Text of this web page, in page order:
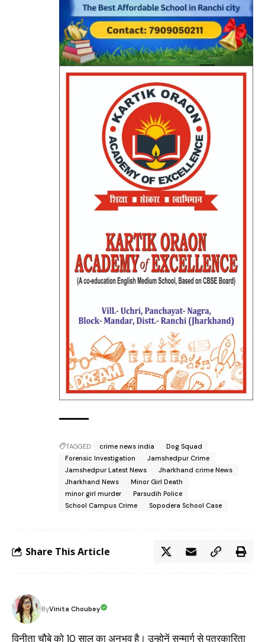
TAGGED: crime news india
Dog Squad
Forensic Investigation
Jamshedpur Crime
Jamshedpur Latest News
Jharkhand crime News
Jharkhand News
Minor Girl Death
minor girl murder
Parsudih Police
School Campus Crime
Sopodera School Case
Share This Article
ByVinita Choubey
विनीता चौबे को 10 साल का अनुभव है। उन्होनें सन्मार्ग से पत्रकारिता